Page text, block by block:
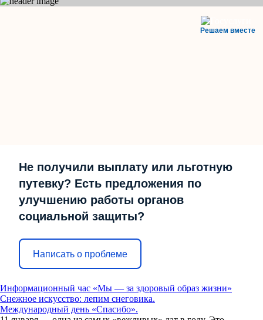
Решаем вместе
Не получили выплату или льготную
путевку? Есть предложения по
улучшению работы органов
социальной защиты?
Написать о проблеме
Информационный час «Мы — за здоровый образ жизни»
Снежное искусство: лепим снеговика.
Международный день «Спасибо».